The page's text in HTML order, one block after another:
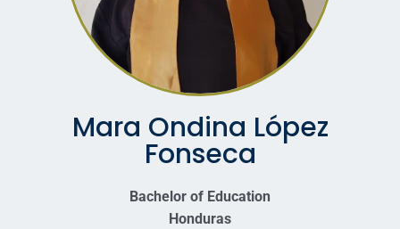
Mara Ondina López
Fonseca
Bachelor of Education
Honduras